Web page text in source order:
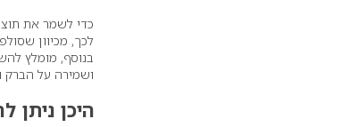
כדי לשמר את
לכך, מכיוון
בנוסף, מומלץ
ושמירה על הברק
היכן ניתן